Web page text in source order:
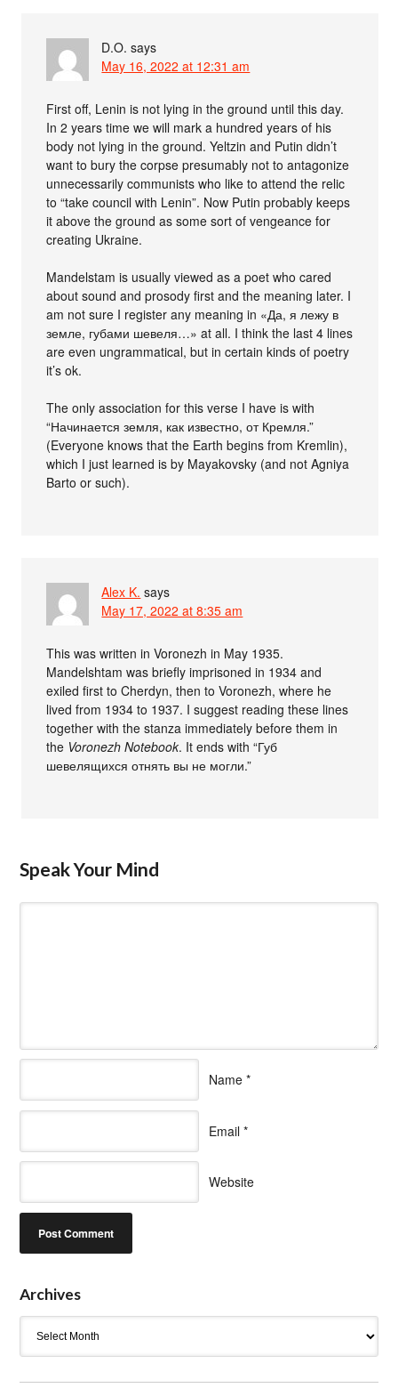
D.O. says
May 16, 2022 at 12:31 am
First off, Lenin is not lying in the ground until this day.
In 2 years time we will mark a hundred years of his
body not lying in the ground. Yeltzin and Putin didn’t
want to bury the corpse presumably not to antagonize
unnecessarily communists who like to attend the relic
to “take council with Lenin”. Now Putin probably keeps
it above the ground as some sort of vengeance for
creating Ukraine.
Mandelstam is usually viewed as a poet who cared
about sound and prosody first and the meaning later. I
am not sure I register any meaning in «Да, я лежу в
земле, губами шевеля…» at all. I think the last 4 lines
are even ungrammatical, but in certain kinds of poetry
it’s ok.
The only association for this verse I have is with
“Начинается земля, как известно, от Кремля.”
(Everyone knows that the Earth begins from Kremlin),
which I just learned is by Mayakovsky (and not Agniya
Barto or such).
Alex K. says
May 17, 2022 at 8:35 am
This was written in Voronezh in May 1935.
Mandelshtam was briefly imprisoned in 1934 and
exiled first to Cherdyn, then to Voronezh, where he
lived from 1934 to 1937. I suggest reading these lines
together with the stanza immediately before them in
the Voronezh Notebook. It ends with “Губ
шевелящихся отнять вы не могли.”
Speak Your Mind
Name *
Email *
Website
Archives